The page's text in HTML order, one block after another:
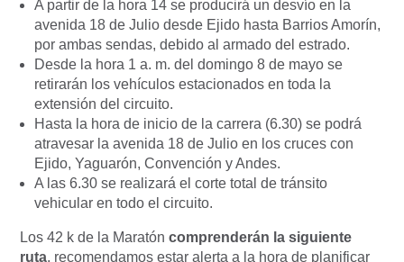
A partir de la hora 14 se producirá un desvío en la
avenida 18 de Julio desde Ejido hasta Barrios Amorín,
por ambas sendas, debido al armado del estrado.
Desde la hora 1 a. m. del domingo 8 de mayo se
retirarán los vehículos estacionados en toda la
extensión del circuito.
Hasta la hora de inicio de la carrera (6.30) se podrá
atravesar la avenida 18 de Julio en los cruces con
Ejido, Yaguarón, Convención y Andes.
A las 6.30 se realizará el corte total de tránsito
vehicular en todo el circuito.
Los 42 k de la Maratón comprenderán la siguiente
ruta, recomendamos estar alerta a la hora de planificar